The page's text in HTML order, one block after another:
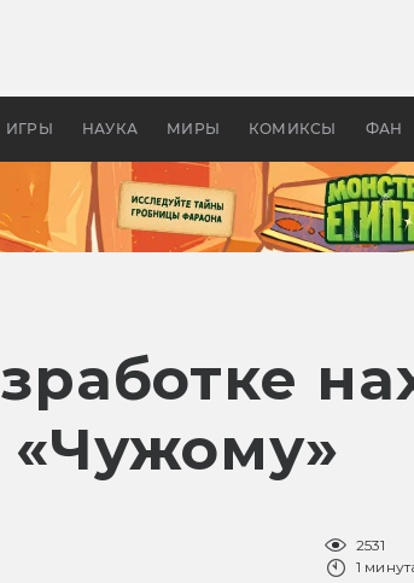
ИГРЫ НАУКА МИРЫ КОМИКСЫ ФАН
апокалипсис, в России —
2531
1